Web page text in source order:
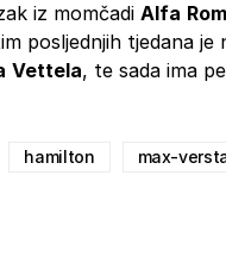
iz momčadi Alfa
posljednjih tjedana
Vettela, te sada ima
hamilton max-